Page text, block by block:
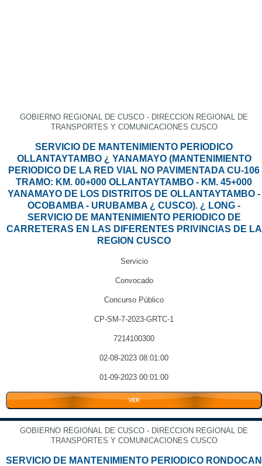
GOBIERNO REGIONAL DE CUSCO - DIRECCION REGIONAL DE
TRANSPORTES Y COMUNICACIONES CUSCO
SERVICIO DE MANTENIMIENTO PERIODICO
OLLANTAYTAMBO ¿ YANAMAYO (MANTENIMIENTO
PERIODICO DE LA RED VIAL NO PAVIMENTADA CU-106
TRAMO: KM. 00+000 OLLANTAYTAMBO - KM. 45+000
YANAMAYO DE LOS DISTRITOS DE OLLANTAYTAMBO -
OCOBAMBA - URUBAMBA ¿ CUSCO). ¿ LONG -
SERVICIO DE MANTENIMIENTO PERIODICO DE
CARRETERAS EN LAS DIFERENTES PRIVINCIAS DE LA
REGION CUSCO
Servicio
Convocado
Concurso Público
CP-SM-7-2023-GRTC-1
7214100300
02-08-2023 08:01:00
01-09-2023 00:01:00
VER
GOBIERNO REGIONAL DE CUSCO - DIRECCION REGIONAL DE
TRANSPORTES Y COMUNICACIONES CUSCO
SERVICIO DE MANTENIMIENTO PERIODICO RONDOCAN